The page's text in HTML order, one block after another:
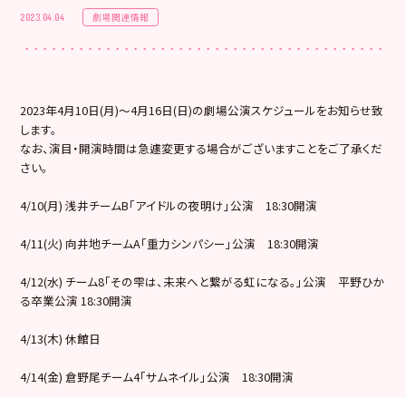
2023.04.04 劇場関連情報
2023年4月10日(月)〜4月16日(日)の劇場公演スケジュールをお知らせ致
します。
なお、演目・開演時間は急遽変更する場合がございますことをご了承くだ
さい。
4/10(月) 浅井チームB「アイドルの夜明け」公演 18:30開演
4/11(火) 向井地チームA「重力シンパシー」公演 18:30開演
4/12(水) チーム8「その雫は、未来へと繋がる虹になる。」公演 平野ひか
る卒業公演 18:30開演
4/13(木) 休館日
4/14(金) 倉野尾チーム4「サムネイル」公演 18:30開演